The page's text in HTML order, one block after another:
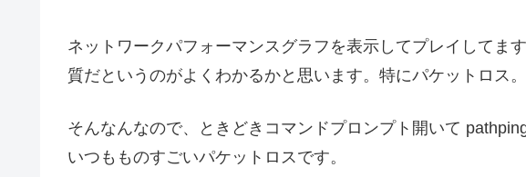
ネットワークパフォーマンスグラフを表示してプレイしてま
質だというのがよくわかるかと思います。特にパケットロス。
そんなんなので、ときどきコマンドプロンプト開いて
いつもものすごいパケットロスです。